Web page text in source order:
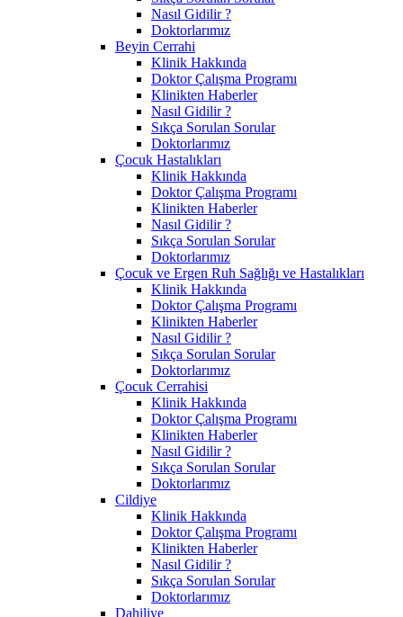
Nasıl Gidilir ?
Doktorlarımız
Beyin Cerrahi
Klinik Hakkında
Doktor Çalışma Programı
Klinikten Haberler
Nasıl Gidilir ?
Sıkça Sorulan Sorular
Doktorlarımız
Çocuk Hastalıkları
Klinik Hakkında
Doktor Çalışma Programı
Klinikten Haberler
Nasıl Gidilir ?
Sıkça Sorulan Sorular
Doktorlarımız
Çocuk ve Ergen Ruh Sağlığı ve Hastalıkları
Klinik Hakkında
Doktor Çalışma Programı
Klinikten Haberler
Nasıl Gidilir ?
Sıkça Sorulan Sorular
Doktorlarımız
Çocuk Cerrahisi
Klinik Hakkında
Doktor Çalışma Programı
Klinikten Haberler
Nasıl Gidilir ?
Sıkça Sorulan Sorular
Doktorlarımız
Cildiye
Klinik Hakkında
Doktor Çalışma Programı
Klinikten Haberler
Nasıl Gidilir ?
Sıkça Sorulan Sorular
Doktorlarımız
Dahiliye